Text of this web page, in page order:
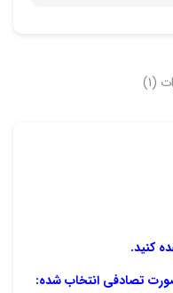
(1)
کنید.
تصادفی انتخاب شده: